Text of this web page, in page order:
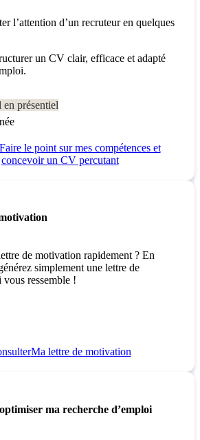
l’attention d’un recruteur en quelques
un CV clair, efficace et adapté
présentiel
le point sur mes compétences et
concevoir un CV percutant
de motivation rapidement ? En
simplement une lettre de
ressemble !
Ma lettre de motivation
ma recherche d’emploi